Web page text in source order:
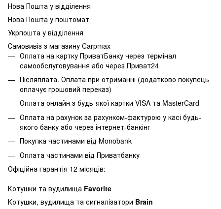
Нова Пошта у відділення
Нова Пошта у поштомат
Укрпошта у відділення
Самовивіз з магазину Carpmax
Оплата на картку ПриватБанку через термінал
самообслуговування або через Приват24
Післяплата. Оплата при отриманні (додатково покупець
оплачує грошовий переказ)
Оплата онлайн з будь-якої картки VISA та MasterCard
Оплата на рахунок за рахунком-фактурою у касі будь-
якого банку або через інтернет-банкінг
Покупка частинами від Monobank
Оплата частинами від Приватбанку
Офіційна гарантія 12 місяців:
Котушки та вудилища Favorite
Котушки, вудилища та сигналізатори Brain